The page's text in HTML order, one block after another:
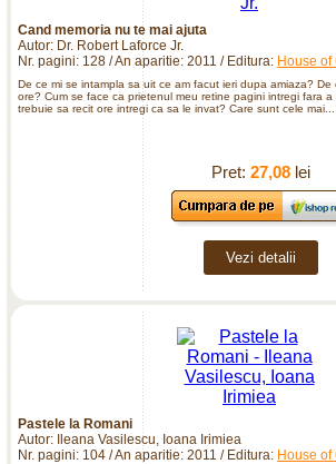
Cand memoria nu te mai ajuta
Autor: Dr. Robert Laforce Jr.
Nr. pagini: 128 / An aparitie: 2011 / Editura: House of
De ce mi se intampla sa uit ce am facut ieri dupa amiaza? De
ore? Cum se face ca prietenul meu retine pagini intregi fara
trebuie sa recit ore intregi ca sa le invat? Care sunt cele mai...
Pret: 27,08lei
Vezi detalii
Pastele la Romani
Autor: Ileana Vasilescu, Ioana Irimiea
Nr. pagini: 104 / An aparitie: 2011 / Editura: House of